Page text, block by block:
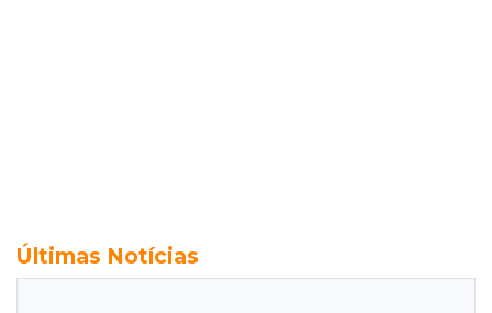
Últimas Notícias